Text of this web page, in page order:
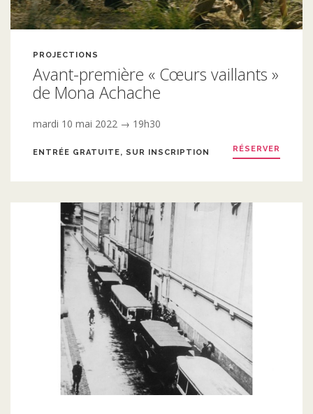
PROJECTIONS
Avant-première « Cœurs vaillants »
de Mona Achache
mardi 10 mai 2022 → 19h30
ENTRÉE GRATUITE, SUR INSCRIPTION RÉSERVER